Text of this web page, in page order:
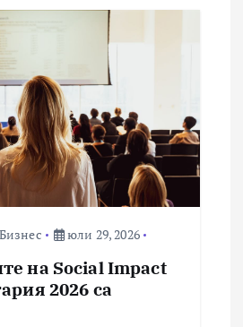
Бизнес юли 29, 2026
на Social Impact
2026 са